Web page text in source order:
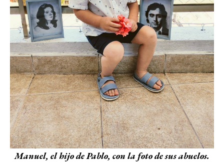
Manuel, el hijo de Pablo, con la foto de sus abuelos.